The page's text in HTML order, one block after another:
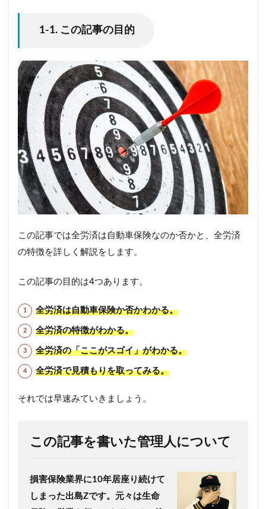
1-1. この記事の目的
この記事では全労済は自動車保険なのか否かと、全労済
の特徴を詳しく解説をします。
この記事の目的は4つあります。
全労済は自動車保険か否かわかる。
全労済の特徴がわかる。
全労済の「ここがスゴイ」がわかる。
全労済で見積もりを取ってみる。
それでは早速みていきましょう。
この記事を書いた管理人について
損害保険業界に10年居座り続けて
しまった出島Zです。 元々は生命